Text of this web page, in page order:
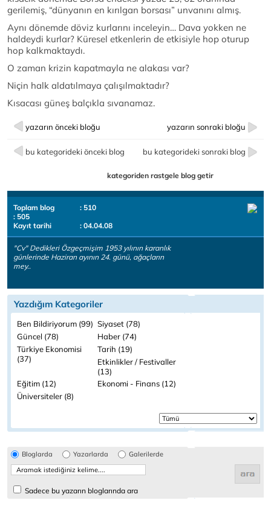
gerilemiş, “dünyanın en kırılgan borsası” unvanını almış.
Aynı dönemde döviz kurlarını inceleyin… Dava yokken ne
haldeydi kurlar? Küresel etkenlerin de etkisiyle hop oturup
hop kalkmaktaydı.
O zaman krizin kapatmayla ne alakası var?
Niçin halk aldatılmaya çalışılmaktadır?
Kısacası güneş balçıkla sıvanamaz.
yazarın önceki bloğu yazarın sonraki bloğu
bu kategorideki önceki blog bu kategorideki sonraki blog
kategoriden rastgele blog getir
Toplam blog
: 510
: 505
Kayıt tarihi
: 04.04.08
"Cv" Dedikleri Özgeçmişim 1953 yılının karanlık
günlerinde Haziran ayının 24. günü, ağaçların
mey..
Yazdığım Kategoriler
Ben Bildiriyorum (99) Siyaset (78)
Güncel (78)
Haber (74)
Türkiye Ekonomisi
(37)
Tarih (19)
Etkinlikler / Festivaller
(13)
Eğitim (12)
Ekonomi - Finans (12)
Üniversiteler (8)
Bloglarda Yazarlarda Galerilerde
Sadece bu yazarın bloglarında ara